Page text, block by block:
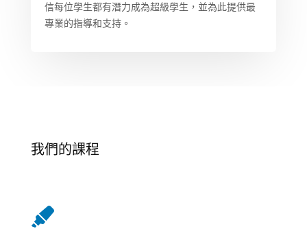
信每位學生都有潛力成為超級學生，並為此提供最
專業的指導和支持。
我們的課程
